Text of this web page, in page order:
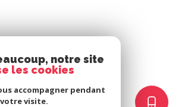
notre site
les cookies
accompagner pendant
votre visite.